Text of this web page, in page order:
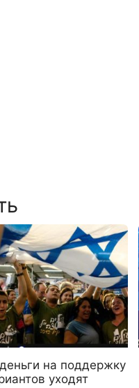
на поддержку
уходят